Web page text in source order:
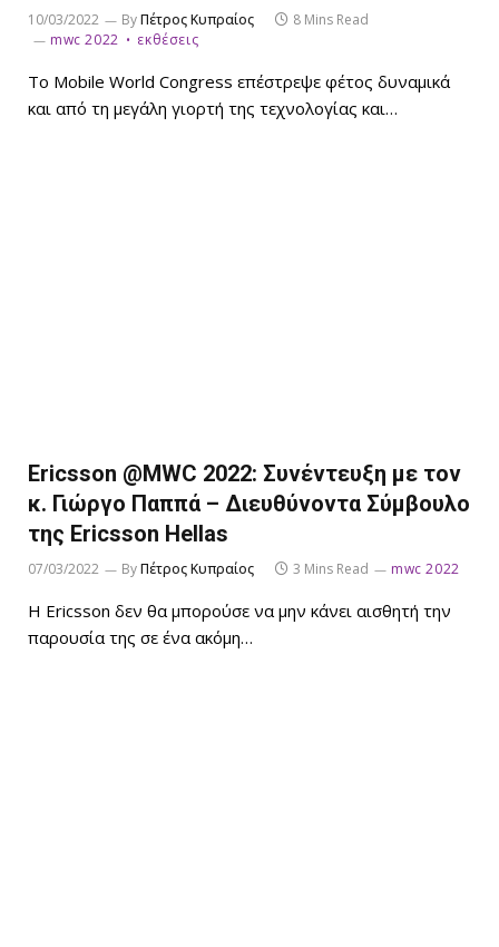
10/03/2022 ByΠέτρος Κυπραίος
8 Mins Read
mwc 2022
εκθέσεις
Το Mobile World Congress επέστρεψε φέτος δυναμικά
και από τη μεγάλη γιορτή της τεχνολογίας και…
Ericsson @ΜWC 2022: Συνέντευξη με τον
κ. Γιώργο Παππά – Διευθύνοντα Σύμβουλο
της Ericsson Hellas
07/03/2022 ByΠέτρος Κυπραίος 3 Mins Read mwc 2022
H Ericsson δεν θα μπορούσε να μην κάνει αισθητή την
παρουσία της σε ένα ακόμη…